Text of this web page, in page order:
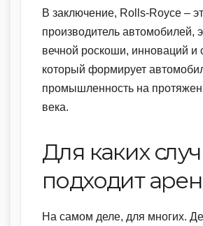
В заключение, Rolls-Royce –
производитель автомобилей,
вечной роскоши, инноваций и
который формирует
промышленность на
века.
Для каких
подходит
На самом деле, для многих.